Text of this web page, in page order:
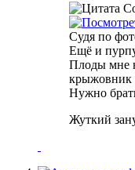
Судя по
Ещё и
Плоды мне
крыжовник
Нужно
Жуткий